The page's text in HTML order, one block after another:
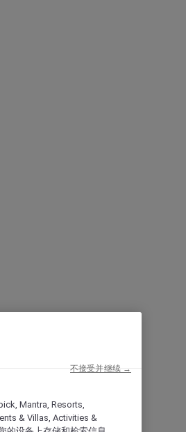
Mantra, Resorts,
& Villas, Activities &
不接受并继续 →